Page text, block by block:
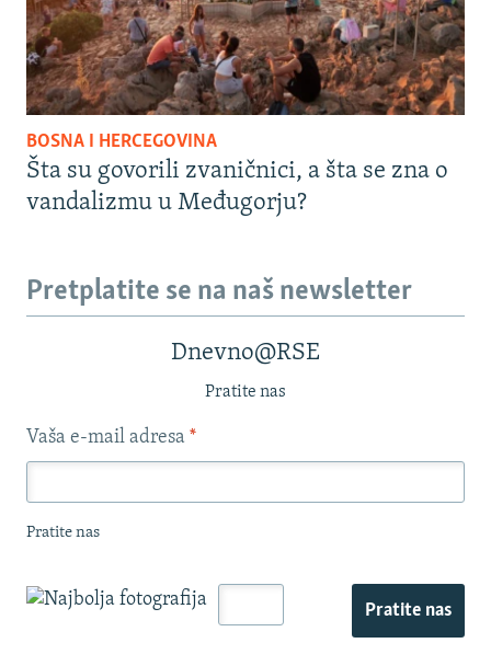
BOSNA I HERCEGOVINA
Šta su govorili zvaničnici, a šta se zna o
vandalizmu u Međugorju?
Pretplatite se na naš newsletter
Dnevno@RSE
Pratite nas
Vaša e-mail adresa *
Pratite nas
Pratite nas